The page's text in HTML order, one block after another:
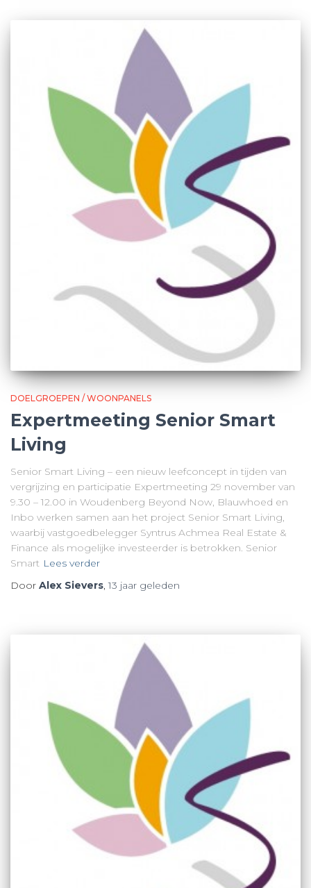
DOELGROEPEN / WOONPANELS
Expertmeeting Senior Smart
Living
Senior Smart Living – een nieuw leefconcept in tijden van
vergrijzing en participatie Expertmeeting 29 november van
9.30 – 12.00 in Woudenberg Beyond Now, Blauwhoed en
Inbo werken samen aan het project Senior Smart Living,
waarbij vastgoedbelegger Syntrus Achmea Real Estate &
Finance als mogelijke investeerder is betrokken. Senior
Smart Lees verder
Door Alex Sievers,13 jaar geleden